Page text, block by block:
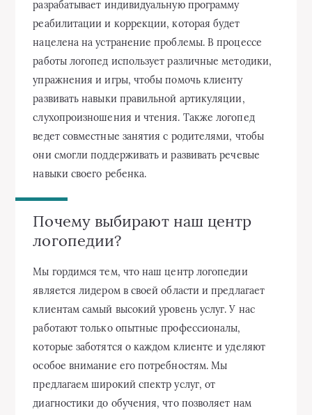
разрабатывает индивидуальную программу
реабилитации и коррекции, которая будет
нацелена на устранение проблемы. В процессе
работы логопед использует различные методики,
упражнения и игры, чтобы помочь клиенту
развивать навыки правильной артикуляции,
слухопроизношения и чтения. Также логопед
ведет совместные занятия с родителями, чтобы
они смогли поддерживать и развивать речевые
навыки своего ребенка.
Почему выбирают наш центр
логопедии?
Мы гордимся тем, что наш центр логопедии
является лидером в своей области и предлагает
клиентам самый высокий уровень услуг. У нас
работают только опытные профессионалы,
которые заботятся о каждом клиенте и уделяют
особое внимание его потребностям. Мы
предлагаем широкий спектр услуг, от
диагностики до обучения, что позволяет нам